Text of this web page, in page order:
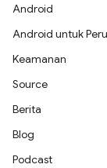
Android
Android untuk
Keamanan
Source
Berita
Blog
Podcast